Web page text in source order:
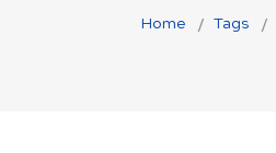
Home Tags